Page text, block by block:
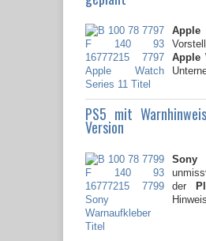
Apple
Apple
PS5 mit
Version
Sony
der